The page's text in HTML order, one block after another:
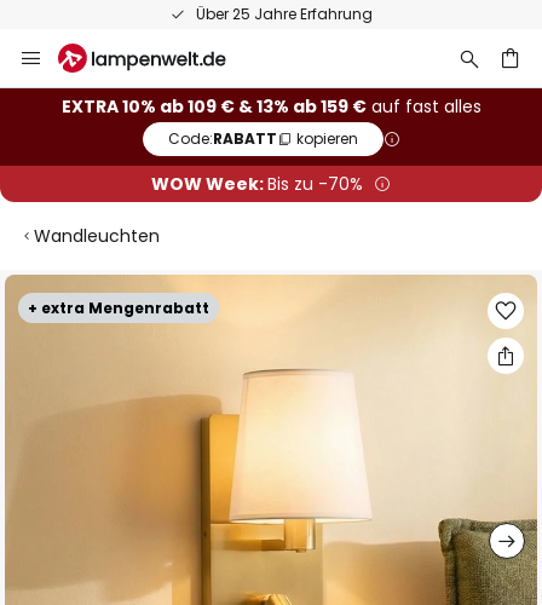
Über 25 Jahre Erfahrung
Inhalt
springen
EXTRA 10% ab 109 € & 13% ab 159 €auf fast alles
Code:RABATT kopieren
WOW Week:Bis zu -70%
Wandleuchten
+ extra Mengenrabatt
Zum
Ende